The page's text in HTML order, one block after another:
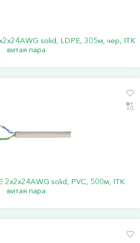
solid, LDPE, 305м, чер, ITK
витая пара
2х2х24АWG solid, PVC, 500м, ITK
витая пара